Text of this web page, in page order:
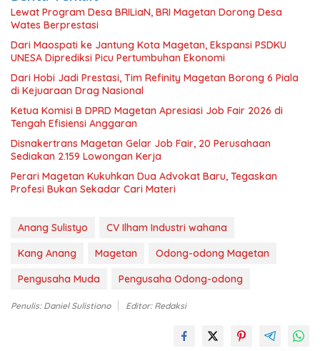
Lewat Program Desa BRILiaN, BRI Magetan Dorong Desa
Wates Berprestasi
Dari Maospati ke Jantung Kota Magetan, Ekspansi PSDKU
UNESA Diprediksi Picu Pertumbuhan Ekonomi
Dari Hobi Jadi Prestasi, Tim Refinity Magetan Borong 6 Piala
di Kejuaraan Drag Nasional
Ketua Komisi B DPRD Magetan Apresiasi Job Fair 2026 di
Tengah Efisiensi Anggaran
Disnakertrans Magetan Gelar Job Fair, 20 Perusahaan
Sediakan 2.159 Lowongan Kerja
Perari Magetan Kukuhkan Dua Advokat Baru, Tegaskan
Profesi Bukan Sekadar Cari Materi
Anang Sulistyo
CV Ilham Industri wahana
Kang Anang
Magetan
Odong-odong Magetan
Pengusaha Muda
Pengusaha Odong-odong
Penulis: Daniel Sulistiono Editor: Redaksi